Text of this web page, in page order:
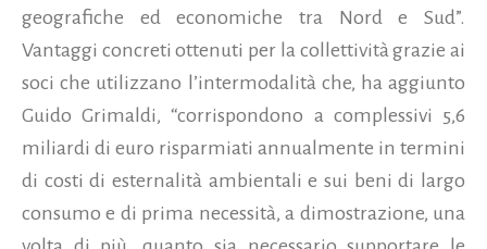
geografiche ed economiche tra Nord e Sud”.
Vantaggi concreti ottenuti per la collettività grazie ai
soci che utilizzano l’intermodalità che, ha aggiunto
Guido Grimaldi, “corrispondono a complessivi 5,6
miliardi di euro risparmiati annualmente in termini
di costi di esternalità ambientali e sui beni di largo
consumo e di prima necessità, a dimostrazione, una